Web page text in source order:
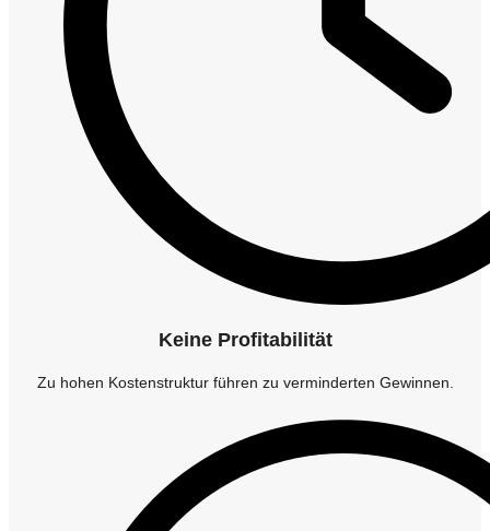
Keine Profitabilität
Zu hohen Kostenstruktur führen zu verminderten Gewinnen.